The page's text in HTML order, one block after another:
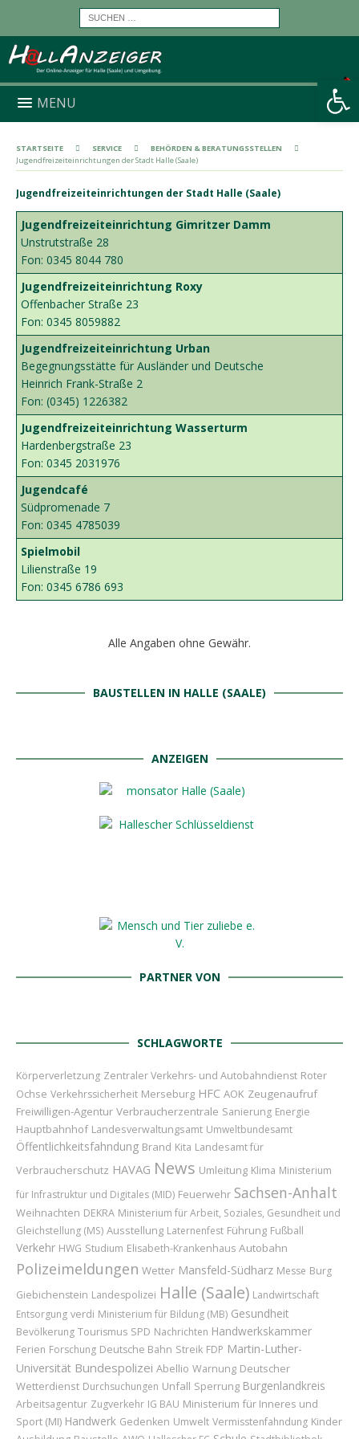
Werkzeugleiste öffnen
MENU
STARTSEITE SERVICE
BEHÖRDEN & BERATUNGSSTELLEN
Jugendfreizeiteinrichtungen der Stadt Halle (Saale)
Jugendfreizeiteinrichtungen der Stadt Halle (Saale)
Jugendfreizeiteinrichtung Gimritzer Damm
Unstrutstraße 28
Fon: 0345 8044 780
Jugendfreizeiteinrichtung Roxy
Offenbacher Straße 23
Fon: 0345 8059882
Jugendfreizeiteinrichtung Urban
Begegnungsstätte für Ausländer und Deutsche
Heinrich Frank-Straße 2
Fon: (0345) 1226382
Jugendfreizeiteinrichtung Wasserturm
Hardenbergstraße 23
Fon: 0345 2031976
Jugendcafé
Südpromenade 7
Fon: 0345 4785039
Spielmobil
Lilienstraße 19
Fon: 0345 6786 693
Alle Angaben ohne Gewähr.
BAUSTELLEN IN HALLE (SAALE)
ANZEIGEN
PARTNER VON
SCHLAGWORTE
Körperverletzung Zentraler Verkehrs- und Autobahndienst Roter
Ochse Verkehrssicherheit Merseburg HFC AOK Zeugenaufruf
Freiwilligen-Agentur Verbraucherzentrale Sanierung Energie
Hauptbahnhof Landesverwaltungsamt Umweltbundesamt
Öffentlichkeitsfahndung Brand Kita Landesamt für
Verbraucherschutz HAVAG News Umleitung Klima Ministerium
für Infrastruktur und Digitales (MID) Feuerwehr Sachsen-Anhalt
Weihnachten DEKRA Ministerium für Arbeit, Soziales, Gesundheit und
Gleichstellung (MS) Ausstellung Laternenfest Führung Fußball
Verkehr HWG Studium Elisabeth-Krankenhaus Autobahn
Polizeimeldungen Wetter Mansfeld-Südharz Messe Burg
Giebichenstein Landespolizei Halle (Saale) Landwirtschaft
Entsorgung verdi Ministerium für Bildung (MB) Gesundheit
Bevölkerung Tourismus SPD Nachrichten Handwerkskammer
Ferien Forschung Deutsche Bahn Streik FDP Martin-Luther-
Universität Bundespolizei Abellio Warnung Deutscher
Wetterdienst Durchsuchungen Unfall Sperrung Burgenlandkreis
Arbeitsagentur Zugverkehr IG BAU Ministerium für Inneres und
Sport (MI) Handwerk Gedenken Umwelt Vermisstenfahndung Kinder